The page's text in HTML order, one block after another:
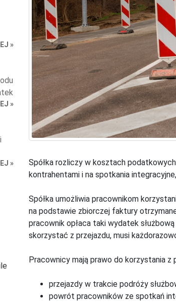
»
»
»
Spółka rozliczy w kosztach
kontrahentami i na spotkania
Spółka umożliwia pracownikom
na podstawie zbiorczej faktury
pracownik opłaca taki wydatek
skorzystać z przejazdu, musi
Pracownicy mają prawo do korzystania
przejazdy w trakcie podróży
powrót pracowników ze spotkań